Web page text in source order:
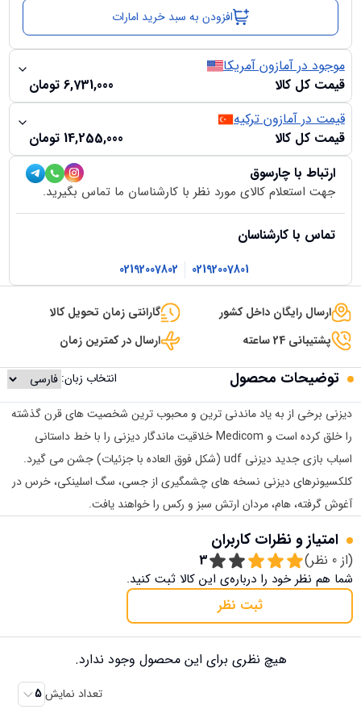
افزودن به سبد خرید امارات
موجود در آمازون آمریکا
قیمت کل کالا
6,731,000 تومان
قیمت در آمازون ترکیه
قیمت کل کالا
14,255,000 تومان
ارتباط با چارسوق
جهت استعلام کالای مورد نظر با کارشناسان ما تماس بگیرید.
تماس با کارشناسان
02192007801
02192007802
ارسال رایگان داخل کشور
گارانتی زمان تحویل کالا
پشتیبانی 24 ساعته
ارسال در کمترین زمان
توضیحات محصول
انتخاب زبان:
دیزنی برخی از به یاد ماندنی ترین و محبوب ترین شخصیت های قرن گذشته
را خلق کرده است و Medicom خلاقیت ماندگار دیزنی را با خط داستانی
اسباب بازی جدید دیزنی udf (شکل فوق العاده با جزئیات) جشن می گیرد.
کلکسیونرهای دیزنی نسخه های چشمگیری از جسی، سگ اسلینکی، خرس در
آغوش گرفته، هام، مردان ارتش سبز و رکس را خواهند یافت.
امتیاز و نظرات کاربران
(از 0 نظر) 3
شما هم نظر خود را درباره‌ی این کالا ثبت کنید.
ثبت نظر
هیچ نظری برای این محصول وجود ندارد.
تعداد نمایش 5